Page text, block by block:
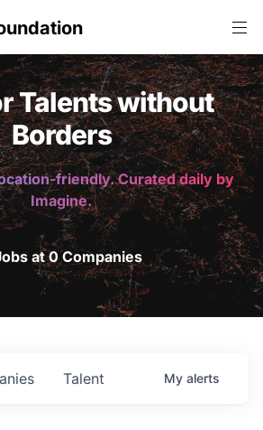
Talents without
Borders
friendly. Curated daily by
Imagine.
at 0 Companies
Talent My alerts